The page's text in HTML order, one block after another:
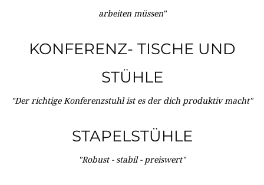
arbeiten müssen"
KONFERENZ- TISCHE UND
STÜHLE
"Der richtige Konferenzstuhl ist es der dich produktiv macht"
STAPELSTÜHLE
"Robust - stabil - preiswert"